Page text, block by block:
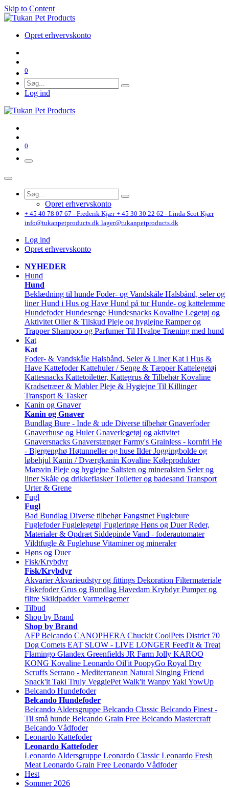
Skip to Content
Opret erhvervskonto
0
Log ind
0
Opret erhvervskonto
+ 45 40 78 07 67 - Frederik Kjær + 45 30 30 22 62 - Linda Scot Kjær
info@tukanpetproducts.dk lager@tukanpetproducts.dk
Log ind
Opret erhvervskonto
NYHEDER
Hund
Hund
Beklædning til hunde Foder- og Vandskåle Halsbånd, seler og
liner Hund i Hus og Have Hund på tur Hunde- og kattelemme
Hundefoder Hundesenge Hundesnacks Kovaline Legetøj og
Aktivitet Olier & Tilskud Pleje og hygiejne Ramper og
Trapper Shampoo og Parfumer Til Hvalpe Træning med hund
Kat
Kat
Foder- & Vandskåle Halsbånd, Seler & Liner Kat i Hus &
Have Kattefoder Kattehuler / Senge & Tæpper Kattelegetøj
Kattesnacks Kattetoiletter, Kattegrus & Tilbehør Kovaline
Kradsetræer & Møbler Pleje & Hygiejne Til Killinger
Transport & Tasker
Kanin og Gnaver
Kanin og Gnaver
Bundlag Bure - Inde & ude Diverse tilbehør Gnaverfoder
Gnaverhuse og Huler Gnaverlegetøj og aktivitet
Gnaversnacks Gnaverstænger Farmy's Grainless - kornfri Hø
- Bjergenghø Høtunneller og huse Ilder Joggingbolde og
løbehjul Kanin / Dværgkanin Kovaline Køleprodukter
Marsvin Pleje og hygiejne Saltsten og mineralsten Seler og
liner Skåle og drikkeflasker Toiletter og badesand Transport
Urter & Grene
Fugl
Fugl
Bad Bundlag Diverse tilbehør Fangstnet Fuglebure
Fuglefoder Fuglelegetøj Fugleringe Høns og Duer Reder,
Materialer & Opdræt Siddepinde Vand - foderautomater
Vildtfugle & Fuglehuse Vitaminer og mineraler
Høns og Duer
Fisk/Krybdyr
Fisk/Krybdyr
Akvarier Akvarieudstyr og fittings Dekoration Filtermateriale
Fiskefoder Grus og Bundlag Havedam Krybdyr Pumper og
filtre Skildpadder Varmelegemer
Tilbud
Shop by Brand
Shop by Brand
AFP Belcando CANOPHERA Chuckit CoolPets District 70
Dog Comets EAT SLOW - LIVE LONGER Feed'it & Treat
Flamingo Glandex Greenfields JR Farm Jolly KAROO
KONG Kovaline Leonardo Oil'it PoopyGo Royal Dry
Scruffs Serrano - Mediterranean Natural Singing Friend
Snack'it Taki Truly VeggiePet Walk'it WanpyYaki YowUp
Belcando Hundefoder
Belcando Hundefoder
Belcando Aldersgruppe Belcando Classic Belcando Finest -
Til små hunde Belcando Grain Free Belcando Mastercraft
Belcando Vådfoder
Leonardo Kattefoder
Leonardo Kattefoder
Leonardo Aldersgruppe Leonardo Classic Leonardo Fresh
Meat Leonardo Grain Free Leonardo Vådfoder
Hest
Sommer 2026